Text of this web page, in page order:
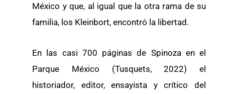
México y que, al igual que la otra rama de su
familia, los Kleinbort, encontró la libertad.
En las casi 700 páginas de Spinoza en el
Parque México (Tusquets, 2022) el
historiador, editor, ensayista y crítico del